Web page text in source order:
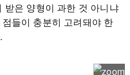
받은 양형이 과한 것 아니냐
들이 충분히 고려돼야 한